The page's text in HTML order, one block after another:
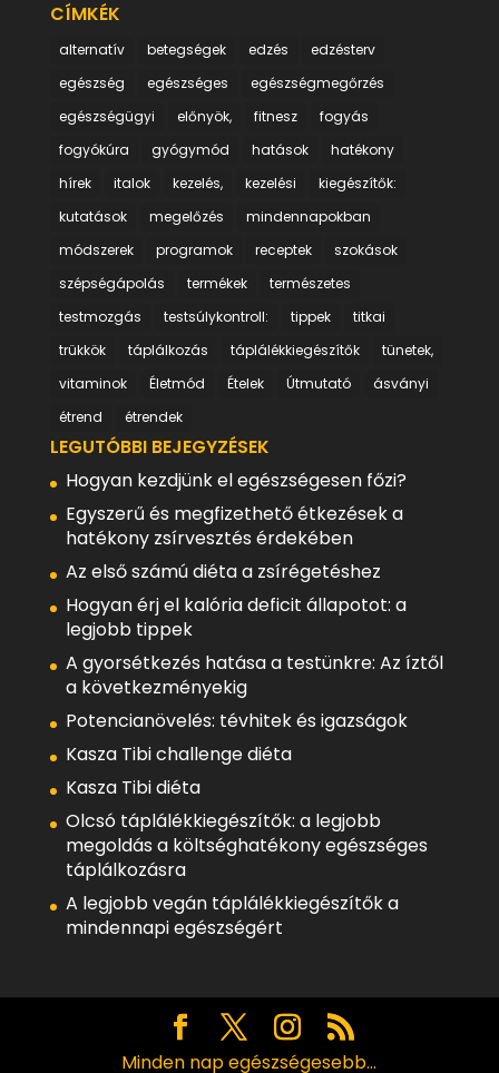
CÍMKÉK
alternatív betegségek edzés
edzésterv
egészség
egészséges
egészségmegőrzés
egészségügyi
előnyök, fitnesz
fogyás
fogyókúra
gyógymód hatások
hatékony
hírek
italok kezelés, kezelési
kiegészítők:
kutatások
megelőzés
mindennapokban
módszerek
programok receptek
szokások
szépségápolás
termékek
természetes
testmozgás
testsúlykontroll: tippek
titkai
trükkök
táplálkozás táplálékkiegészítők
tünetek,
vitaminok
Életmód Ételek Útmutató
ásványi
étrend
étrendek
LEGUTÓBBI BEJEGYZÉSEK
Hogyan kezdjünk el egészségesen főzi?
Egyszerű és megfizethető étkezések a
hatékony zsírvesztés érdekében
Az első számú diéta a zsírégetéshez
Hogyan érj el kalória deficit állapotot: a
legjobb tippek
A gyorsétkezés hatása a testünkre: Az íztől
a következményekig
Potencianövelés: tévhitek és igazságok
Kasza Tibi challenge diéta
Kasza Tibi diéta
Olcsó táplálékkiegészítők: a legjobb
megoldás a költséghatékony egészséges
táplálkozásra
A legjobb vegán táplálékkiegészítők a
mindennapi egészségért
Minden nap egészségesebb...